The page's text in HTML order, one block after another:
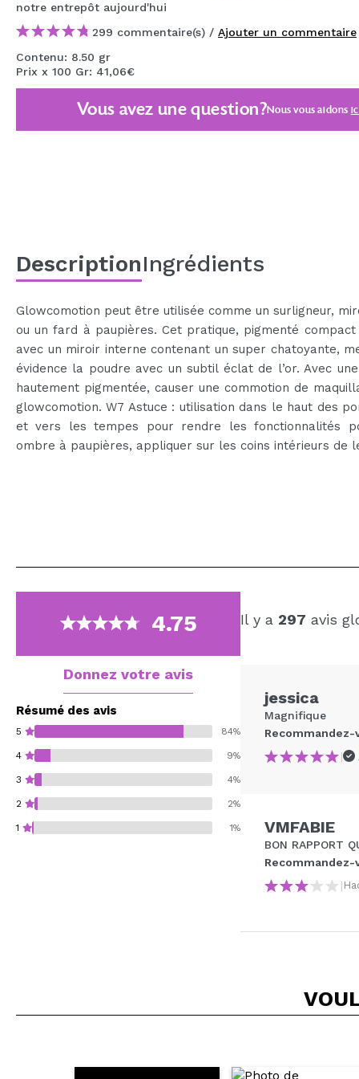
MAQUIFARMA
KOREA ZONE
TRAVEL SIZE
NATURE
BIENTÔT DISPONIBLE
notre entrepôt aujourd'hui
299 commentaire(s) / Ajouter un commentaire
Contenu: 8.50 gr
Prix x 100 Gr: 41,06€
Vous avez une question?Nous vous aidons
DescriptionIngrédients
Glowcomotion peut être utilisée comme un surligneur,
ou un fard à paupières. Cet pratique, pigmenté
avec un miroir interne contenant un super chatoyante,
évidence la poudre avec un subtil éclat de l’or. Avec
hautement pigmentée, causer une commotion de
glowcomotion. W7 Astuce : utilisation dans le haut des
et vers les tempes pour rendre les fonctionnalités
ombre à paupières, appliquer sur les coins intérieurs de
4.75
Donnez votre avis
Résumé des avis
5 84%
4 9%
3 4%
2 2%
1 1%
Il y a 297 avis
jessica
Magnifique
|
VMFABIE
BON RAPPORT
|